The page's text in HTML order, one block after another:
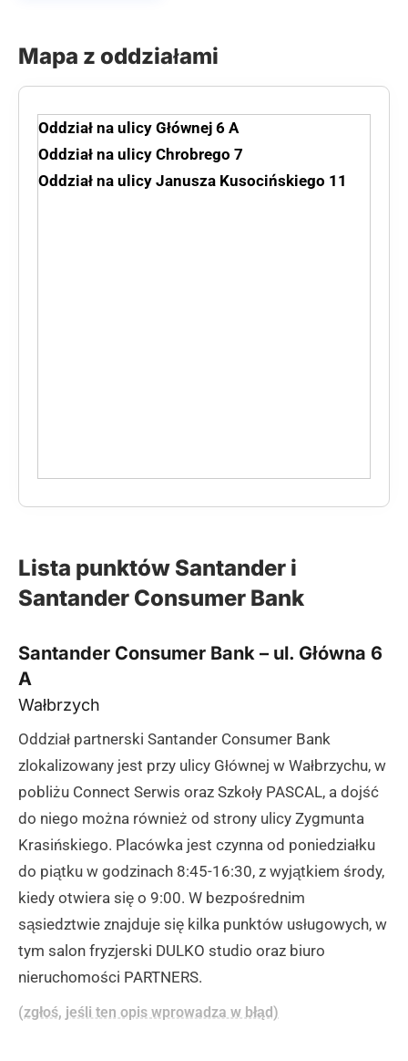
Mapa z oddziałami
Oddział na ulicy Głównej 6 A
Oddział na ulicy Chrobrego 7
Oddział na ulicy Janusza Kusocińskiego 11
Lista punktów Santander i
Santander Consumer Bank
Santander Consumer Bank – ul. Główna 6
A
Wałbrzych
Oddział partnerski Santander Consumer Bank
zlokalizowany jest przy ulicy Głównej w Wałbrzychu, w
pobliżu Connect Serwis oraz Szkoły PASCAL, a dojść
do niego można również od strony ulicy Zygmunta
Krasińskiego. Placówka jest czynna od poniedziałku
do piątku w godzinach 8:45-16:30, z wyjątkiem środy,
kiedy otwiera się o 9:00. W bezpośrednim
sąsiedztwie znajduje się kilka punktów usługowych, w
tym salon fryzjerski DULKO studio oraz biuro
nieruchomości PARTNERS.
(zgłoś, jeśli ten opis wprowadza w błąd)